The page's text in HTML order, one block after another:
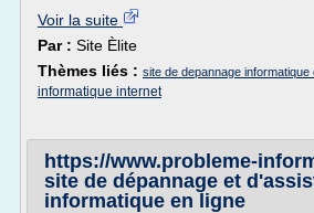
Voir la suite
Par : Site Èlite
Thèmes liés : site de depannage informatique
informatique internet
https://www.probleme-
site de dépannage et
informatique en ligne